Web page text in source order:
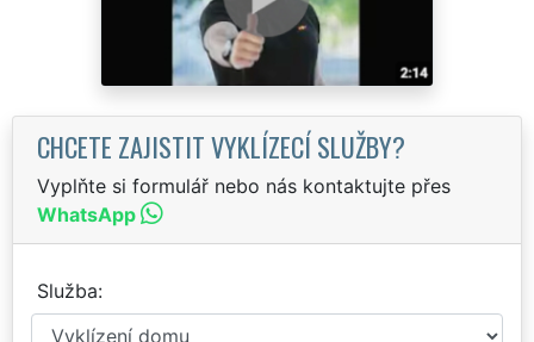
CHCETE ZAJISTIT VYKLÍZECÍ SLUŽBY?
Vyplňte si formulář nebo nás kontaktujte přes
WhatsApp
Služba